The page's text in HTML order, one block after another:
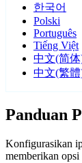
한국어
Polski
Português
Tiếng Việt
中文(简
中文(繁
Panduan
Konfigurasikan
memberikan